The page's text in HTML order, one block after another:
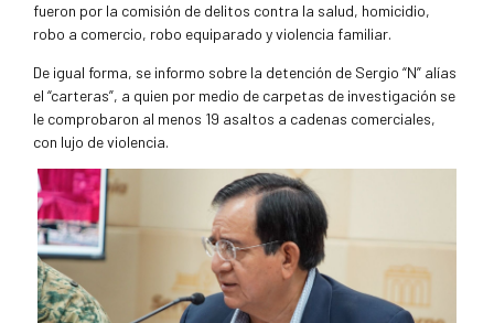
fueron por la comisión de delitos contra la salud, homicidio,
robo a comercio, robo equiparado y violencia familiar.
De igual forma, se informo sobre la detención de Sergio “N” alías
el “carteras”, a quien por medio de carpetas de investigación se
le comprobaron al menos 19 asaltos a cadenas comerciales,
con lujo de violencia.